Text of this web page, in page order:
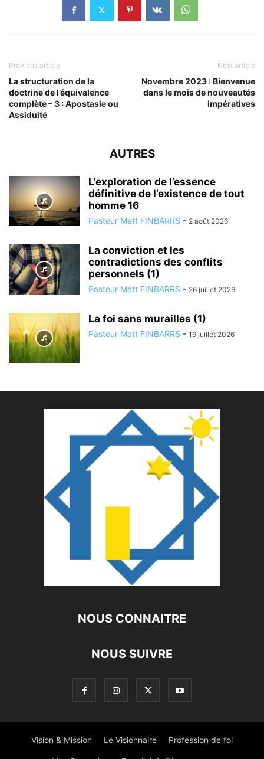
Previous article
La structuration de la
doctrine de l’équivalence
complète – 3 : Apostasie ou
Assiduité
Next article
Novembre 2023 : Bienvenue
dans le mois de nouveautés
impératives
AUTRES
L’exploration de l’essence
définitive de l’existence de tout
homme 16
Pasteur Matt FINBARRS - 2 août 2026
La conviction et les
contradictions des conflits
personnels (1)
Pasteur Matt FINBARRS - 26 juillet 2026
La foi sans murailles (1)
Pasteur Matt FINBARRS - 19 juillet 2026
NOUS CONNAITRE
NOUS SUIVRE
Vision & Mission Le Visionnaire Profession de foi